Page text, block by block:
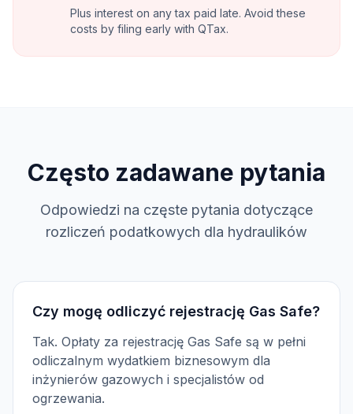
Plus interest on any tax paid late. Avoid these
costs by filing early with QTax.
Często zadawane pytania
Odpowiedzi na częste pytania dotyczące
rozliczeń podatkowych dla hydraulików
Czy mogę odliczyć rejestrację Gas Safe?
Tak. Opłaty za rejestrację Gas Safe są w pełni
odliczalnym wydatkiem biznesowym dla
inżynierów gazowych i specjalistów od
ogrzewania.